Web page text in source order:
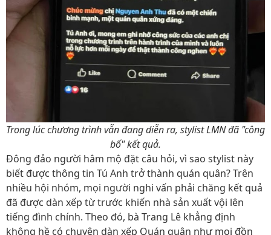
Trong lúc chương trình vẫn đang diễn ra, stylist LMN đã "công
bố" kết quả.
Đông đảo người hâm mộ đặt câu hỏi, vì sao stylist này
biết được thông tin Tú Anh trở thành quán quân? Trên
nhiều hội nhóm, mọi người nghi vấn phải chăng kết quả
đã được dàn xếp từ trước khiến nhà sản xuất vội lên
tiếng đình chính. Theo đó, bà Trang Lê khẳng định
không hề có chuyện dàn xếp Quán quân như mọi đồn